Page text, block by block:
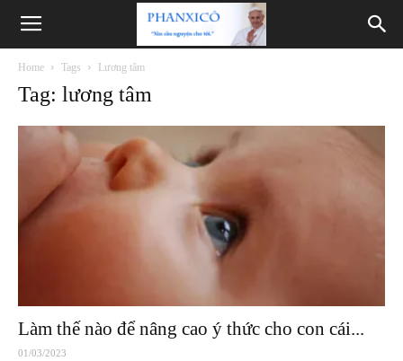
Phanxicô
Home Tags Lương tâm
Tag: lương tâm
Làm thế nào để nâng cao ý thức cho con cái...
01/03/2023